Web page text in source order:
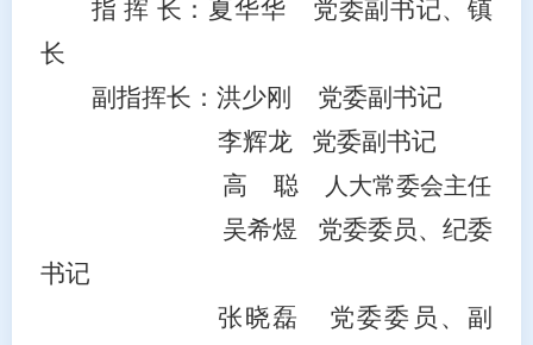
指 挥 长： 夏华华
党委副书记、镇
长
副指挥长： 洪少刚
党委副书记
李辉龙
党委副书记
高
聪 人大常委会主任
吴希煜
党委委员、纪委
书记
张晓磊
党委委员、副